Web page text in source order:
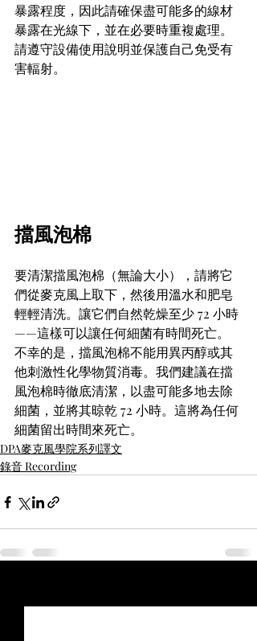
暴露程度，因此請確保盡可能多的線材
暴露在光線下，並在必要時重複處理。
請遵守設備使用說明並保護自己免受有
害輻射。
擋風泡棉
要清潔擋風泡棉（無論大小），請將它
們從麥克風上取下，然後用溫水和肥皂
輕輕清洗。讓它們自然乾燥至少 72 小時
——這樣可以讓任何細菌有時間死亡。
不幸的是，擋風泡棉不能用異丙醇或其
他刺激性化學物質消毒。我們建議在擋
風泡棉時徹底清潔，以盡可能多地去除
細菌，並將其晾乾 72 小時。這將為任何
細菌留出時間來死亡。
DPA麥克風學院系列譯文
錄音 Recording